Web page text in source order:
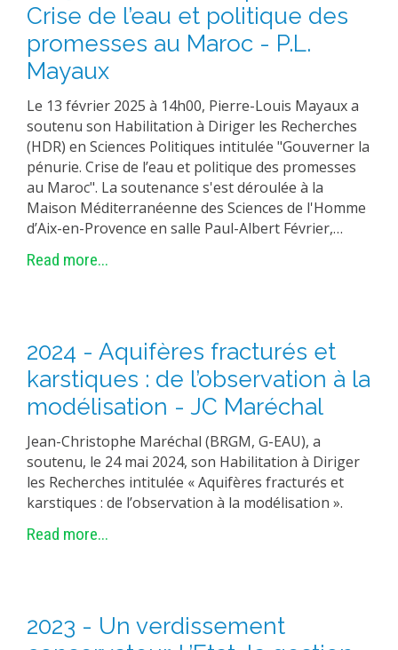
EXPERIMENTAL PLATFORMS
GEOGRAPHIC LOCATIONS
CURRENT PROJECTS
COMPLETED PROJECTS
UMR NETWORKS
REGULAR SEMINARS
TRAINING COURSES
MASTER
PRODUCTION
METHODS AND TOOLS
SOFTWARE
PUBLICATIONS SUR HAL
HDR
THESES
FOR THE PUBLIC
Crise de l’eau et politique des
promesses au Maroc - P.L.
Mayaux
Le 13 février 2025 à 14h00, Pierre-Louis Mayaux a
soutenu son Habilitation à Diriger les Recherches
(HDR) en Sciences Politiques intitulée "Gouverner la
pénurie. Crise de l’eau et politique des promesses
au Maroc". La soutenance s'est déroulée à la
Maison Méditerranéenne des Sciences de l'Homme
d’Aix-en-Provence en salle Paul-Albert Février,…
Read more...
2024 - Aquifères fracturés et
karstiques : de l’observation à la
modélisation - JC Maréchal
Jean-Christophe Maréchal (BRGM, G-EAU), a
soutenu, le 24 mai 2024, son Habilitation à Diriger
les Recherches intitulée « Aquifères fracturés et
karstiques : de l’observation à la modélisation ».
Read more...
2023 - Un verdissement